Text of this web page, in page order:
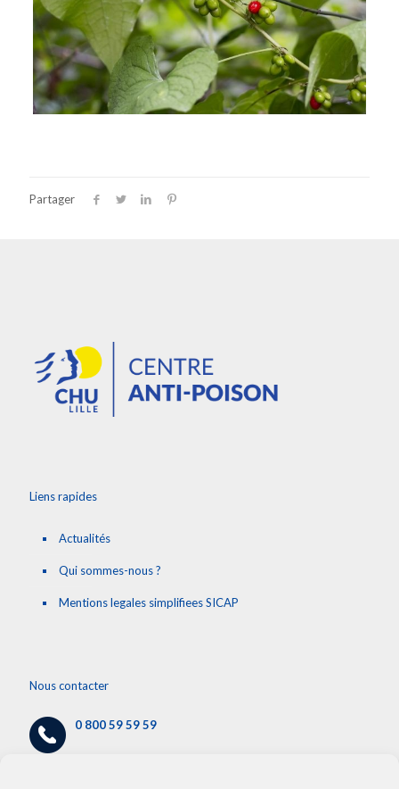
Partager
Liens rapides
Actualités
Qui sommes-nous ?
Mentions legales simplifiees SICAP
Nous contacter
0 800 59 59 59